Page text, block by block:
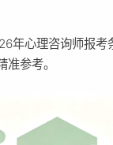
年心理咨询师报考
参考。